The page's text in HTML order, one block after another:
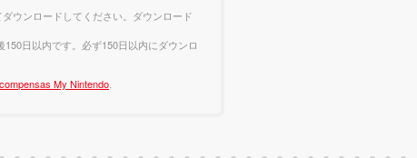
ウンロードしてください。ダウンロード
日以内です。必ず150日以内にダウンロ
My Nintendo